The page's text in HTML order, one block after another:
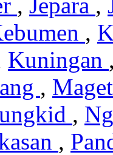
,
Kuningan
,
,
,